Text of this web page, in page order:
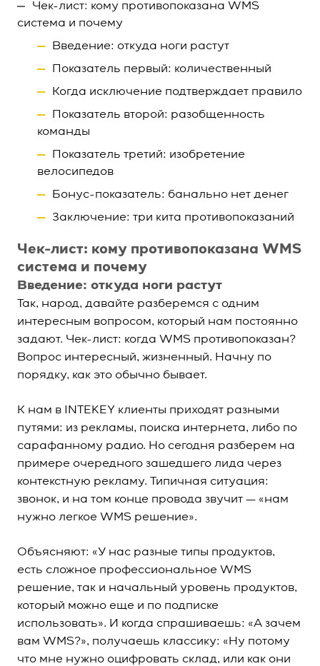
Чек-лист: кому противопоказана WMS
система и почему
Введение: откуда ноги растут
Показатель первый: количественный
Когда исключение подтверждает правило
Показатель второй: разобщенность
команды
Показатель третий: изобретение
велосипедов
Бонус-показатель: банально нет денег
Заключение: три кита противопоказаний
Чек-лист: кому противопоказана WMS
система и почему
Введение: откуда ноги растут
Так, народ, давайте разберемся с одним
интересным вопросом, который нам постоянно
задают. Чек-лист: когда WMS противопоказан?
Вопрос интересный, жизненный. Начну по
порядку, как это обычно бывает.
К нам в INTEKEY клиенты приходят разными
путями: из рекламы, поиска интернета, либо по
сарафанному радио. Но сегодня разберем на
примере очередного зашедшего лида через
контекстную рекламу. Типичная ситуация:
звонок, и на том конце провода звучит — «нам
нужно легкое WMS решение».
Объясняют: «У нас разные типы продуктов,
есть сложное профессиональное WMS
решение, так и начальный уровень продуктов,
который можно еще и по подписке
использовать». И когда спрашиваешь: «А зачем
вам WMS?», получаешь классику: «Ну потому
что мне нужно оцифровать склад, или как они